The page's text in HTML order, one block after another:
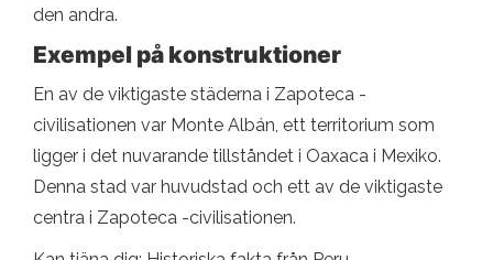
den andra.
Exempel på konstruktioner
En av de viktigaste städerna i Zapoteca -
civilisationen var Monte Albán, ett territorium som
ligger i det nuvarande tillståndet i Oaxaca i Mexiko.
Denna stad var huvudstad och ett av de viktigaste
centra i Zapoteca -civilisationen.